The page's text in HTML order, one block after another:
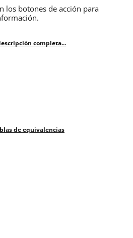
los botones de acción para
completa...
de equivalencias